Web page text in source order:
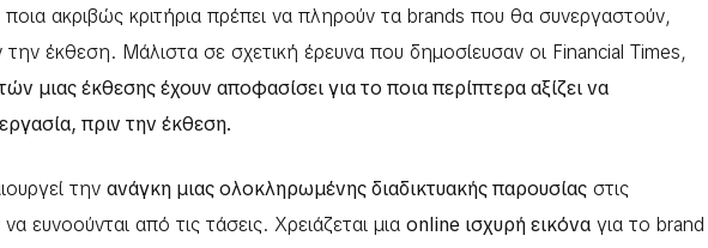
ακριβώς κριτήρια πρέπει να πληρούν τα brands που θα συνεργαστούν,
την έκθεση. Μάλιστα σε σχετική έρευνα που δημοσίευσαν οι Financial Times,
μιας έκθεσης έχουν αποφασίσει για το ποια περίπτερα αξίζει να
πριν την έκθεση.
την ανάγκη μιας ολοκληρωμένης διαδικτυακής παρουσίας στις
ευνοούνται από τις τάσεις. Χρειάζεται μια online ισχυρή εικόνα για το brand